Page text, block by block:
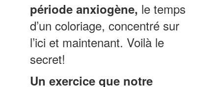
période anxiogène, le temps
d’un coloriage, concentré sur
l’ici et maintenant. Voilà le
secret!
Un exercice que notre